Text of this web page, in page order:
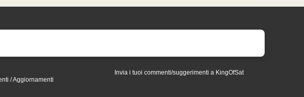
/ Aggiornamenti
Invia i tuoi commenti/suggerimenti a KingOfSat